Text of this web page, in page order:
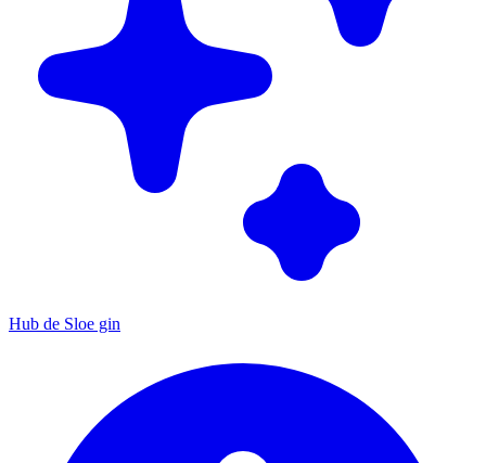
Hub de Sloe gin